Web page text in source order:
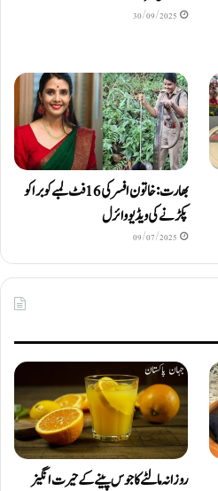
30/09/2025
بھارت: خاتون افسر کی 16 فٹ لمبے کوبرا کو
پکڑنے کی ویڈیو وائرل
09/07/2025
روزانہ مالٹے کا جوس پینے کے حیرت انگیز